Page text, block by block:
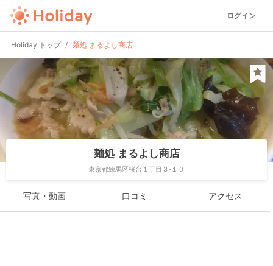
ログイン
Holiday トップ 麺処 まるよし商店
麺処 まるよし商店
東京都練馬区桜台１丁目３-１０
写真・動画 口コミ アクセス